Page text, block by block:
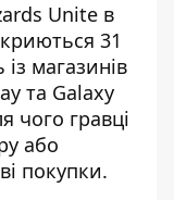
Unite в
31
магазинів
та Galaxy
чого гравці
або
покупки.